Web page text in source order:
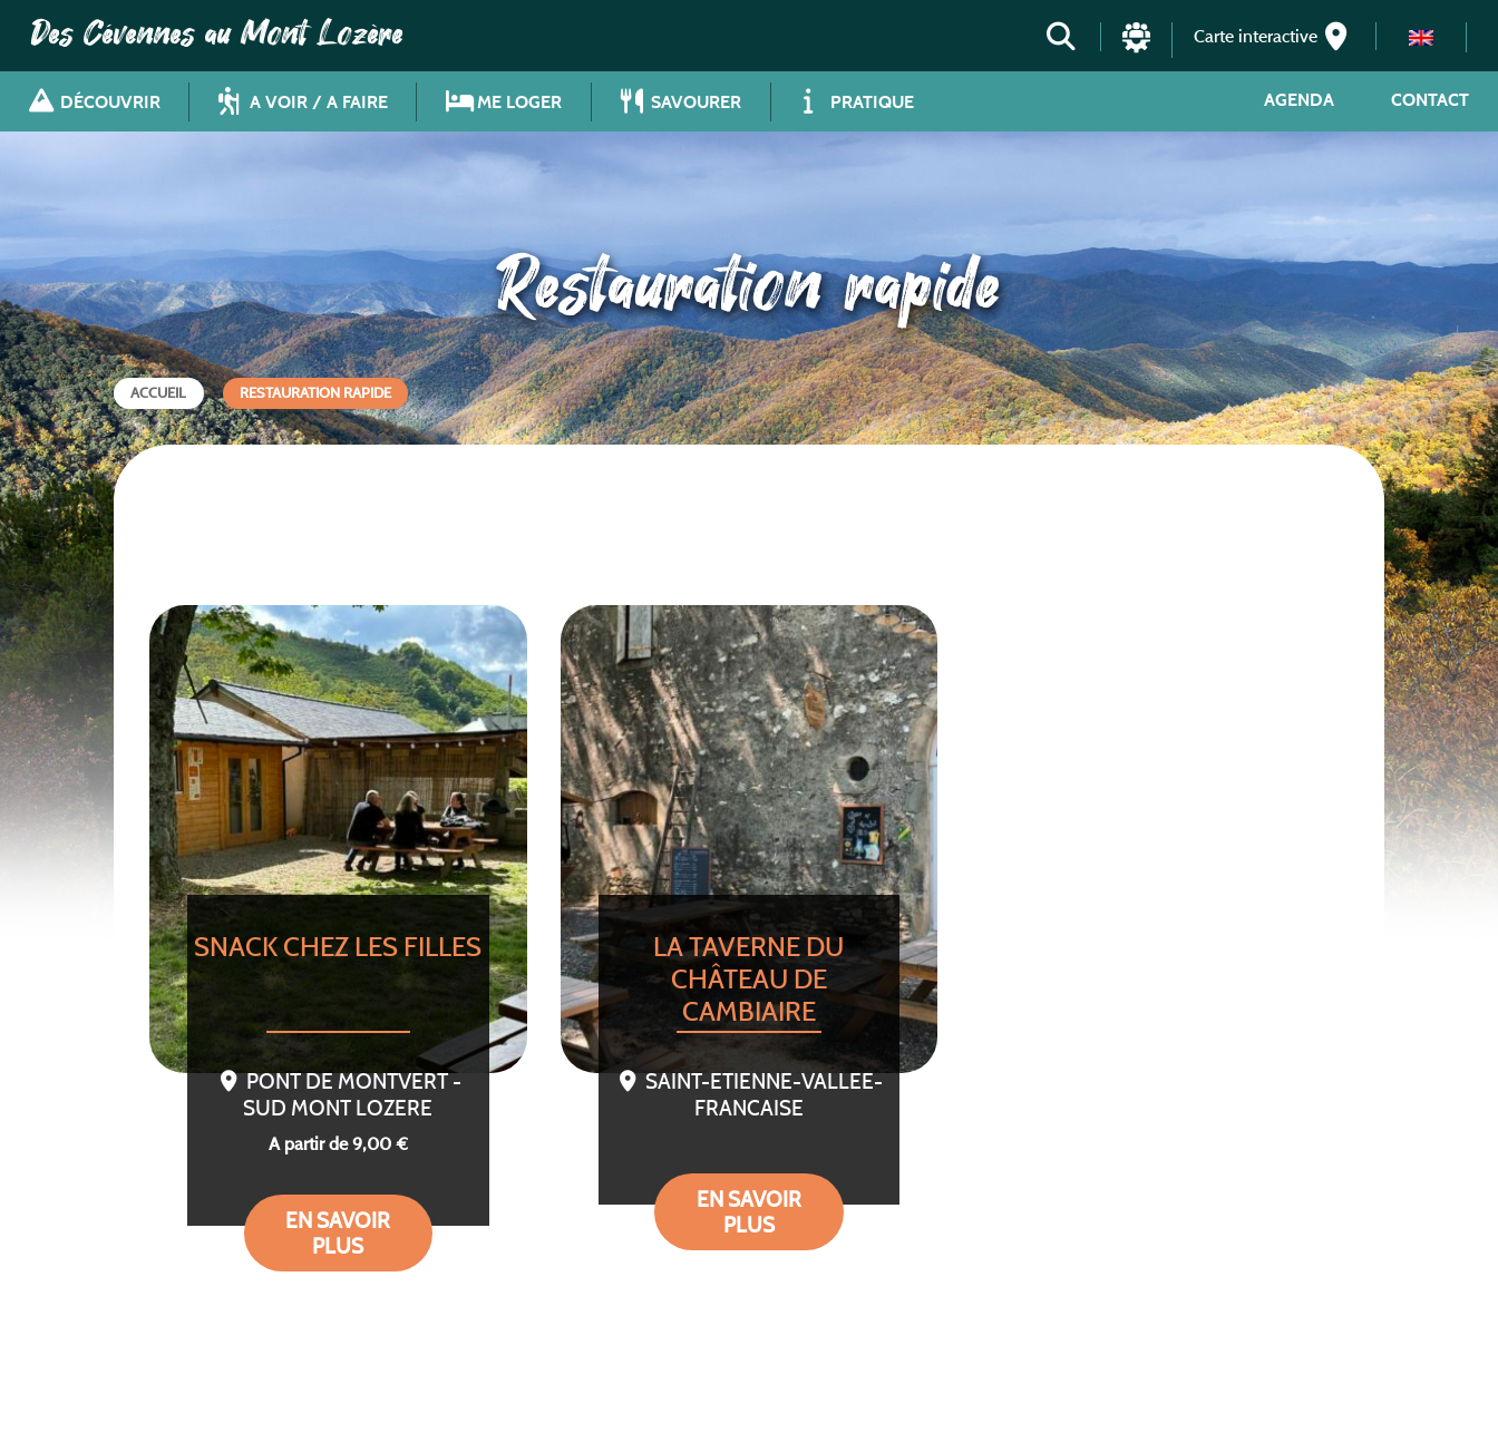
Des Cévennes au Mont Lozère Carte interactive
DÉCOUVRIR A VOIR / A FAIRE ME LOGER SAVOURER PRATIQUE CONTACT
AGENDA
Restauration rapide
ACCUEIL RESTAURATION RAPIDE
SNACK CHEZ LES FILLES
PONT DE MONTVERT -
SUD MONT LOZERE
A partir de 9,00 €
EN SAVOIR
PLUS
LA TAVERNE DU
CHÂTEAU DE
CAMBIAIRE
SAINT-ETIENNE-VALLEE-
FRANCAISE
EN SAVOIR
PLUS